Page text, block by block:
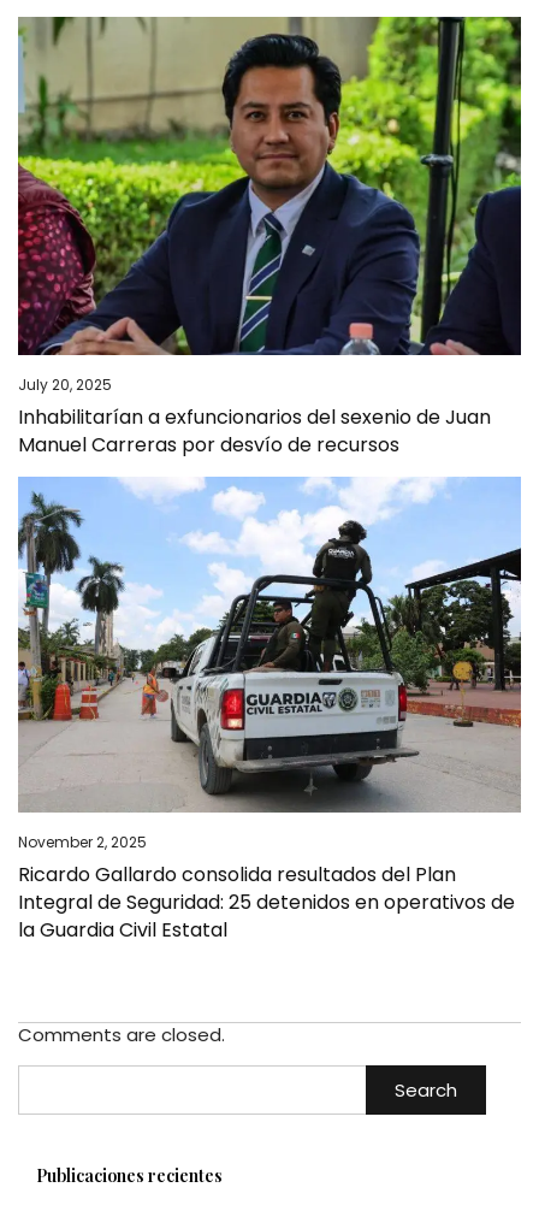
July 20, 2025
Inhabilitarían a exfuncionarios del sexenio de Juan
Manuel Carreras por desvío de recursos
November 2, 2025
Ricardo Gallardo consolida resultados del Plan
Integral de Seguridad: 25 detenidos en operativos de
la Guardia Civil Estatal
Comments are closed.
Search
Publicaciones recientes